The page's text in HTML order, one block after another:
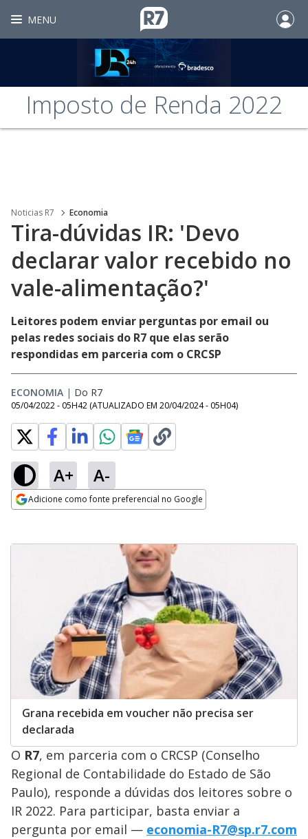
MENU
Imposto de Renda 2022
Noticias R7 Economia
Tira-dúvidas IR: 'Devo
declarar valor recebido no
vale-alimentação?'
Leitores podem enviar perguntas por email ou
pelas redes sociais do R7 que elas serão
respondidas em parceria com o CRCSP
ECONOMIA | Do R7
05/04/2022 - 05H42 (ATUALIZADO EM 20/04/2024 - 05H04)
A+ A-
Adicione como fonte preferencial no Google
Grana recebida em voucher não precisa ser
declarada
O R7, em parceria com o CRCSP (Conselho
Regional de Contabilidade do Estado de São
Paulo), responde a dúvidas dos leitores sobre o
IR 2022. Para participar, basta enviar a
pergunta por email — economia-R7@sp.r7.com